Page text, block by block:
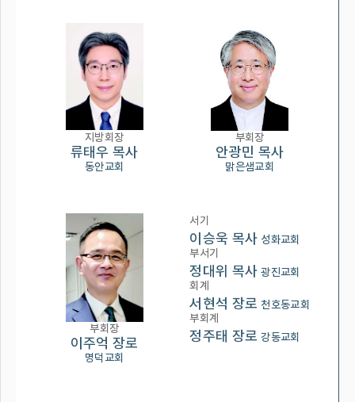
지방회장
류태우 목사
동안교회
부회장
안광민 목사
맑은샘교회
부회장
이주억 장로
명덕교회
서기
이승욱 목사 성화교회
부서기
정대위 목사 광진교회
회계
서현석 장로 천호동교회
부회계
정주태 장로 강동교회